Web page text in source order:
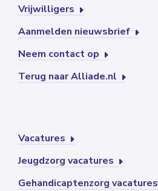
Vrijwilligers
Aanmelden nieuwsbrief
Neem contact op
Terug naar Alliade.nl
Vacatures
Jeugdzorg vacatures
Gehandicaptenzorg vacatures